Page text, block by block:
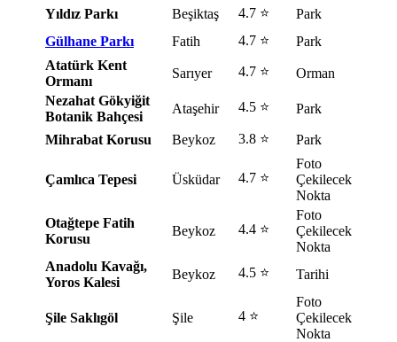
Yıldız Parkı Beşiktaş 4.7 ⭐
Park
Gülhane Parkı
Fatih 4.7 ⭐
Park
Atatürk Kent
Ormanı
Sarıyer 4.7 ⭐
Orman
Nezahat Gökyiğit
Botanik Bahçesi
Ataşehir 4.5 ⭐ Park
Mihrabat Korusu Beykoz 3.8 ⭐ Park
Çamlıca Tepesi Üsküdar 4.7 ⭐
Foto
Çekilecek
Nokta
Otağtepe Fatih
Korusu
Beykoz 4.4 ⭐
Foto
Çekilecek
Nokta
Anadolu Kavağı,
Yoros Kalesi
Beykoz 4.5 ⭐ Tarihi
Şile Saklıgöl Şile 4 ⭐
Foto
Çekilecek
Nokta